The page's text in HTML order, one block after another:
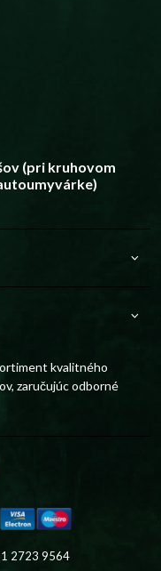
(pri kruhovom
kvalitného
zaručujúc odborné
2723 9564